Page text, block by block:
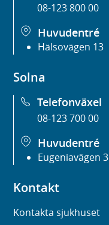
08-123 800 00
Huvudentré
Hälsovägen 13
Solna
Telefonväxel
08-123 700 00
Huvudentré
Eugeniavägen 3
Kontakt
Kontakta sjukhuset